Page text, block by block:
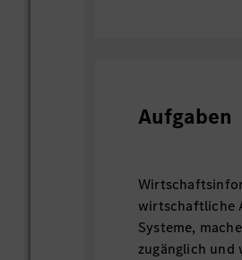
Aufgaben
wirtschaftliche
Systeme,
zugänglich und